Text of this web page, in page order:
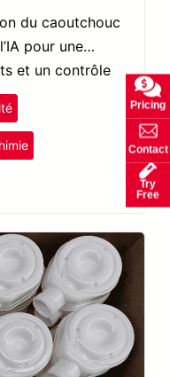
du caoutchouc
pour une
et un contrôle
Pricing
Contact
Try
Free